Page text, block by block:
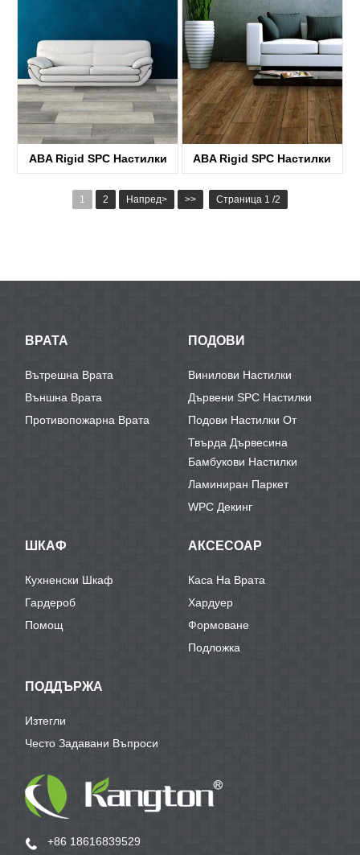
ABA Rigid SPC Настилки ABA Rigid SPC Настилки
1 2 Напред> >> Страница 1 /2
ВРАТА
Вътрешна Врата
Външна Врата
Противопожарна Врата
ПОДОВИ
Винилови Настилки
Дървени SPC Настилки
Подови Настилки От
Твърда Дървесина
Бамбукови Настилки
Ламиниран Паркет
WPC Декинг
ШКАФ
Кухненски Шкаф
Гардероб
Помощ
АКСЕСОАР
Каса На Врата
Хардуер
Формоване
Подложка
ПОДДЪРЖА
Изтегли
Често Задавани Въпроси
+86 18616839529